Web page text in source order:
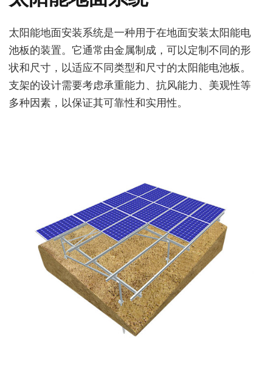
太阳能地面安装系统是一种用于在地面安装太阳能电
池板的装置。它通常由金属制成，可以定制不同的形
状和尺寸，以适应不同类型和尺寸的太阳能电池板。
支架的设计需要考虑承重能力、抗风能力、美观性等
多种因素，以保证其可靠性和实用性。